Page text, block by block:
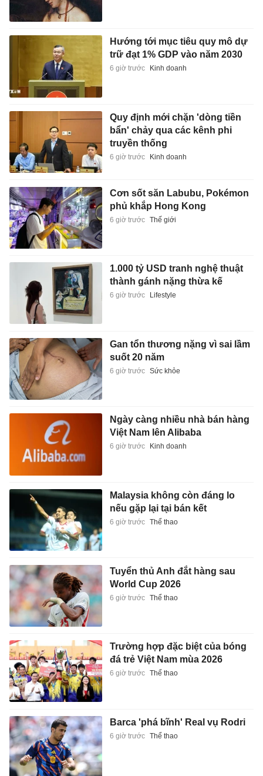
Hướng tới mục tiêu quy mô dự
trữ đạt 1% GDP vào năm 2030
6 giờ trước Kinh doanh
Quy định mới chặn 'dòng tiền
bẩn' chảy qua các kênh phi
truyền thống
6 giờ trước Kinh doanh
Cơn sốt săn Labubu, Pokémon
phủ khắp Hong Kong
6 giờ trước Thế giới
1.000 tỷ USD tranh nghệ thuật
thành gánh nặng thừa kế
6 giờ trước Lifestyle
Gan tổn thương nặng vì sai lầm
suốt 20 năm
6 giờ trước Sức khỏe
Ngày càng nhiều nhà bán hàng
Việt Nam lên Alibaba
6 giờ trước Kinh doanh
Malaysia không còn đáng lo
nếu gặp lại tại bán kết
6 giờ trước Thể thao
Tuyển thủ Anh đắt hàng sau
World Cup 2026
6 giờ trước Thể thao
Trường hợp đặc biệt của bóng
đá trẻ Việt Nam mùa 2026
6 giờ trước Thể thao
Barca 'phá bĩnh' Real vụ Rodri
6 giờ trước Thể thao